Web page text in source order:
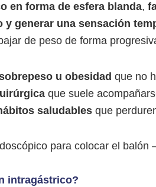
en forma de esfera blanda,
y generar una sensación
de peso de forma
u obesidad que no
que suele
saludables que
intragástrico?